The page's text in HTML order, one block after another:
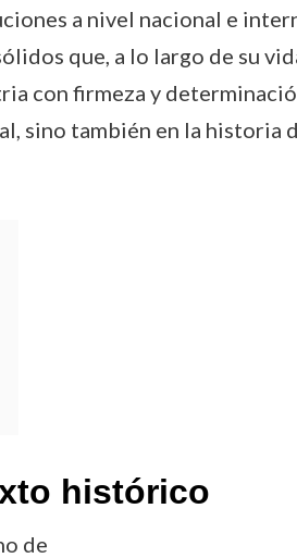
a nivel nacional e
que, a lo largo de su
con firmeza y
sino también en la historia
histórico
de